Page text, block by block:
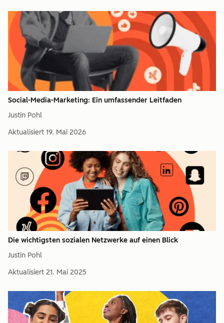
Social-Media-Marketing: Ein umfassender Leitfaden
Justin Pohl
Aktualisiert 19. Mai 2026
Die wichtigsten sozialen Netzwerke auf einen Blick
Justin Pohl
Aktualisiert 21. Mai 2025